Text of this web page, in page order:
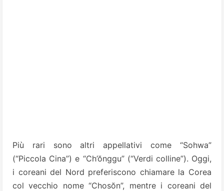
Più rari sono altri appellativi come “Sohwa”
(“Piccola Cina”) e “Ch’ŏnggu” (“Verdi colline”). Oggi,
i coreani del Nord preferiscono chiamare la Corea
col vecchio nome “Chosŏn”, mentre i coreani del